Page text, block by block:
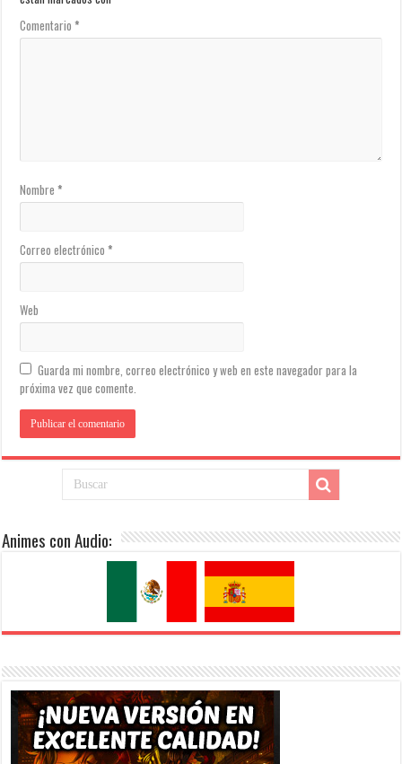
Comentario*
Nombre*
Correo electrónico*
Web
Guarda mi nombre, correo electrónico y web en este navegador para la
próxima vez que comente.
Animes con Audio: